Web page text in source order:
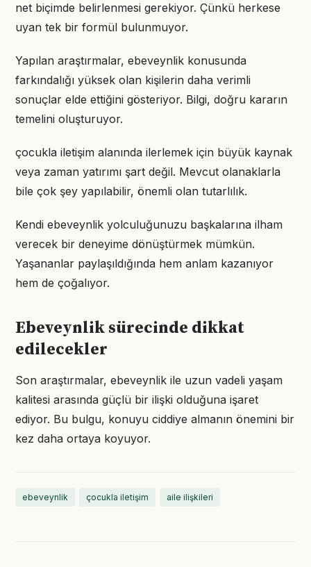
net biçimde belirlenmesi gerekiyor. Çünkü herkese
uyan tek bir formül bulunmuyor.
Yapılan araştırmalar, ebeveynlik konusunda
farkındalığı yüksek olan kişilerin daha verimli
sonuçlar elde ettiğini gösteriyor. Bilgi, doğru kararın
temelini oluşturuyor.
çocukla iletişim alanında ilerlemek için büyük kaynak
veya zaman yatırımı şart değil. Mevcut olanaklarla
bile çok şey yapılabilir, önemli olan tutarlılık.
Kendi ebeveynlik yolculuğunuzu başkalarına ilham
verecek bir deneyime dönüştürmek mümkün.
Yaşananlar paylaşıldığında hem anlam kazanıyor
hem de çoğalıyor.
Ebeveynlik sürecinde dikkat
edilecekler
Son araştırmalar, ebeveynlik ile uzun vadeli yaşam
kalitesi arasında güçlü bir ilişki olduğuna işaret
ediyor. Bu bulgu, konuyu ciddiye almanın önemini bir
kez daha ortaya koyuyor.
ebeveynlik çocukla iletişim aile ilişkileri